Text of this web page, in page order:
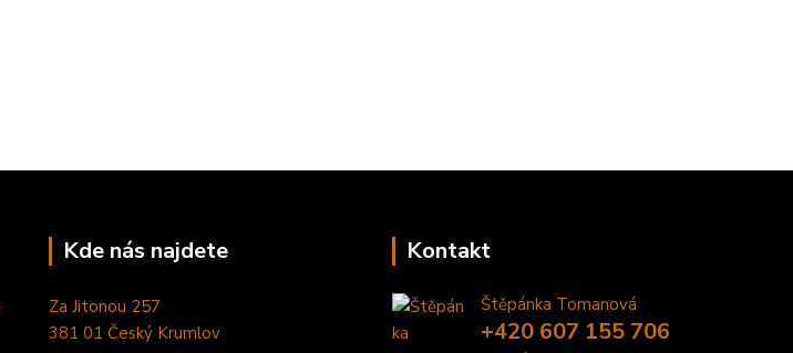
Kde nás najdete
Za Jitonou 257
381 01 Český Krumlov
Kontakt
Štěpánka Tomanová
+420 607 155 706